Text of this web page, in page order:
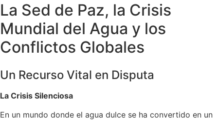
La Sed de Paz, la Crisis
Mundial del Agua y los
Conflictos Globales
Un Recurso Vital en Disputa
La Crisis Silenciosa
En un mundo donde el agua dulce se ha convertido en un